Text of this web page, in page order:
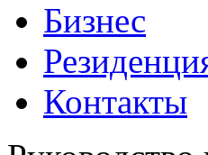
Бизнес
Контакты